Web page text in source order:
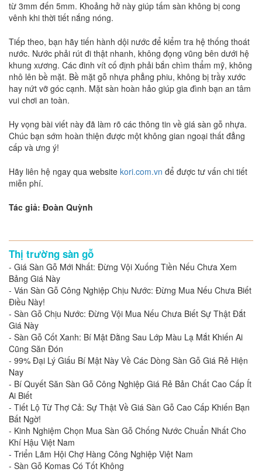
từ 3mm đến 5mm. Khoảng hở này giúp tấm sàn không bị cong
vênh khi thời tiết nắng nóng.
Tiếp theo, bạn hãy tiến hành dội nước để kiểm tra hệ thống thoát
nước. Nước phải rút đi thật nhanh, không đọng vũng bên dưới hệ
khung xương. Các đinh vít cố định phải bắn chìm thẩm mỹ, không
nhô lên bề mặt. Bề mặt gỗ nhựa phẳng phiu, không bị trầy xước
hay nứt vỡ góc cạnh. Mặt sàn hoàn hảo giúp gia đình bạn an tâm
vui chơi an toàn.
Hy vọng bài viết này đã làm rõ các thông tin về giá sàn gỗ nhựa.
Chúc bạn sớm hoàn thiện được một không gian ngoại thất đẳng
cấp và ưng ý!
Hãy liên hệ ngay qua website kori.com.vn để được tư vấn chi tiết
miễn phí.
Tác giả: Đoàn Quỳnh
Thị trường sàn gỗ
- Giá Sàn Gỗ Mới Nhất: Đừng Vội Xuống Tiền Nếu Chưa Xem
Bảng Giá Này
- Ván Sàn Gỗ Công Nghiệp Chịu Nước: Đừng Mua Nếu Chưa Biết
Điều Này!
- Sàn Gỗ Chịu Nước: Đừng Vội Mua Nếu Chưa Biết Sự Thật Đắt
Giá Này
- Sàn Gỗ Cốt Xanh: Bí Mật Đằng Sau Lớp Màu Lạ Mắt Khiến Ai
Cũng Săn Đón
- 99% Đại Lý Giấu Bí Mật Này Về Các Dòng Sàn Gỗ Giá Rẻ Hiện
Nay
- Bí Quyết Săn Sàn Gỗ Công Nghiệp Giá Rẻ Bản Chất Cao Cấp Ít
Ai Biết
- Tiết Lộ Từ Thợ Cả: Sự Thật Về Giá Sàn Gỗ Cao Cấp Khiến Bạn
Bất Ngờ!
- Kinh Nghiệm Chọn Mua Sàn Gỗ Chống Nước Chuẩn Nhất Cho
Khí Hậu Việt Nam
- Triển Lãm Hội Chợ Hàng Công Nghiệp Việt Nam
- Sàn Gỗ Komas Có Tốt Không